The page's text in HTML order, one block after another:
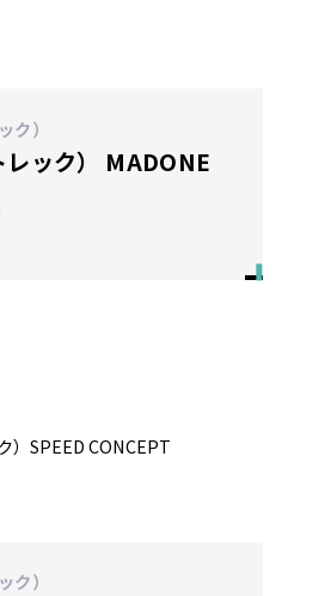
ク）
ック） MADONE
ク）